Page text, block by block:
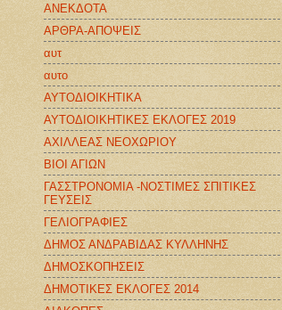
ΑΝΕΚΔΟΤΑ
ΑΡΘΡΑ-ΑΠΟΨΕΙΣ
αυτ
αυτο
ΑΥΤΟΔΙΟΙΚΗΤΙΚΑ
ΑΥΤΟΔΙΟΙΚΗΤΙΚΕΣ ΕΚΛΟΓΕΣ 2019
ΑΧΙΛΛΕΑΣ ΝΕΟΧΩΡΙΟΥ
ΒΙΟΙ ΑΓΙΩΝ
ΓΑΣΣΤΡΟΝΟΜΙΑ -ΝΟΣΤΙΜΕΣ ΣΠΙΤΙΚΕΣ
ΓΕΥΣΕΙΣ
ΓΕΛΙΟΓΡΑΦΙΕΣ
ΔΗΜΟΣ ΑΝΔΡΑΒΙΔΑΣ ΚΥΛΛΗΝΗΣ
ΔΗΜΟΣΚΟΠΗΣΕΙΣ
ΔΗΜΟΤΙΚΕΣ ΕΚΛΟΓΕΣ 2014